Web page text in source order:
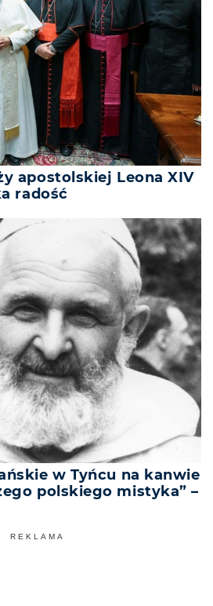
apostolskiej Leona XIV
radość
w Tyńcu na kanwie
polskiego mistyka” –
REKLAMA